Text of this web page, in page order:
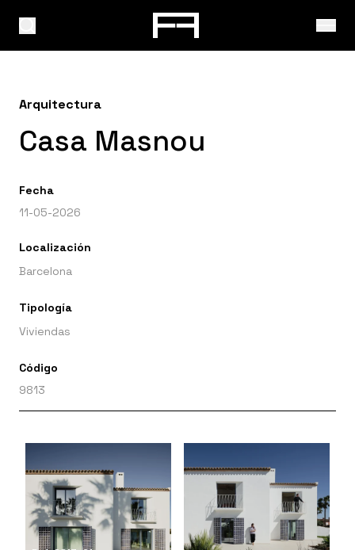
Arquitectura
Casa Masnou
Fecha
11-05-2026
Localización
Barcelona
Tipología
Viviendas
Código
9813